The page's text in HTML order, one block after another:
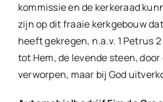
kommissie en de kerkeraad
zijn op dit fraaie kerkgebouw
heeft gekregen, n.a.v. 1 Petrus
tot Hem, de levende steen,
verworpen, maar bij God